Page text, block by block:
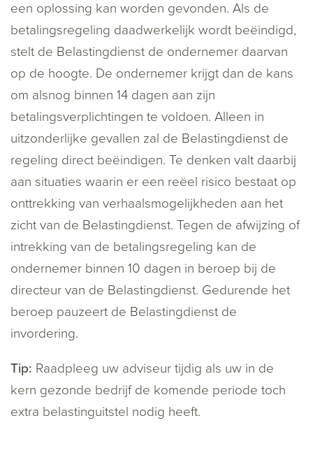
een oplossing kan worden gevonden. Als de
betalingsregeling daadwerkelijk wordt beëindigd,
stelt de Belastingdienst de ondernemer daarvan
op de hoogte. De ondernemer krijgt dan de kans
om alsnog binnen 14 dagen aan zijn
betalingsverplichtingen te voldoen. Alleen in
uitzonderlijke gevallen zal de Belastingdienst de
regeling direct beëindigen. Te denken valt daarbij
aan situaties waarin er een reëel risico bestaat op
onttrekking van verhaalsmogelijkheden aan het
zicht van de Belastingdienst. Tegen de afwijzing of
intrekking van de betalingsregeling kan de
ondernemer binnen 10 dagen in beroep bij de
directeur van de Belastingdienst. Gedurende het
beroep pauzeert de Belastingdienst de
invordering.
Tip: Raadpleeg uw adviseur tijdig als uw in de
kern gezonde bedrijf de komende periode toch
extra belastinguitstel nodig heeft.